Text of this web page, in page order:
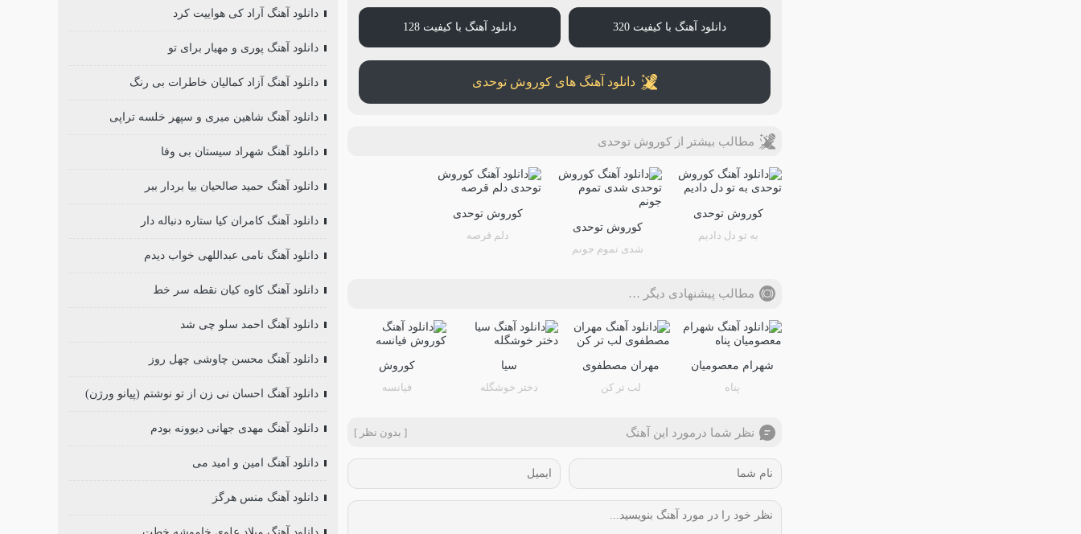
دانلود آهنگ با کیفیت 320 دانلود آهنگ با کیفیت 128
دانلود آهنگ های کوروش توحدی
مطالب بیشتر از کوروش توحدی
کوروش توحدی
به تو دل دادیم
کوروش توحدی
شدی تموم جونم
کوروش توحدی
دلم قرصه
مطالب پیشنهادی دیگر …
شهرام معصومیان
پناه
مهران مصطفوی
لب تر کن
سیا
دختر خوشگله
کوروش
فیانسه
نظر شما درمورد این آهنگ [ بدون نظر ]
دانلود آهنگ آراد کی هواییت کرد
دانلود آهنگ پوری و مهیار برای تو
دانلود آهنگ آزاد کمالیان خاطرات بی رنگ
دانلود آهنگ شاهین میری و سپهر خلسه تراپی
دانلود آهنگ شهراد سیستان بی وفا
دانلود آهنگ حمید صالحیان بیا بردار ببر
دانلود آهنگ کامران کیا ستاره دنباله دار
دانلود آهنگ نامی عبداللهی خواب دیدم
دانلود آهنگ کاوه کیان نقطه سر خط
دانلود آهنگ احمد سلو چی شد
دانلود آهنگ محسن چاوشی چهل روز
دانلود آهنگ احسان نی زن از تو نوشتم (پیانو ورژن)
دانلود آهنگ مهدی جهانی دیوونه بودم
دانلود آهنگ امین و امید می
دانلود آهنگ منس هرگز